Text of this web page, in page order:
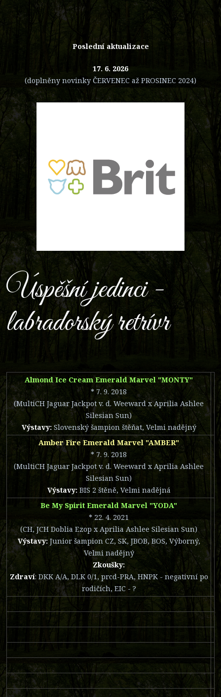
Poslední aktualizace
17. 6. 2026
(doplněny novinky ČERVENEC až PROSINEC 2024)
Úspěšní jedinci -
labradorský retrívr
Almond Ice Cream Emerald Marvel "MONTY"
* 7. 9. 2018
(MultiCH Jaguar Jackpot v. d. Weeward x Aprilia Ashlee
Silesian Sun)
Výstavy:Slovenský šampion štěňat, Velmi nadějný
Amber Fire Emerald Marvel "AMBER"
* 7. 9. 2018
(MultiCH Jaguar Jackpot v. d. Weeward x Aprilia Ashlee
Silesian Sun)
Výstavy:BIS 2 štěně, Velmi nadějná
Be My Spirit Emerald Marvel "YODA"
* 22. 4. 2021
(CH, JCH Doblia Ezop x Aprilia Ashlee Silesian Sun)
Výstavy:Junior šampion CZ, SK, JBOB, BOS, Výborný,
Velmi nadějný
Zkoušky:
Zdraví: DKK A/A, DLK 0/1, prcd-PRA, HNPK - negativní po
rodičích, EIC - ?